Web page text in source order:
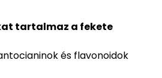
tartalmaz a fekete
és flavonoidok